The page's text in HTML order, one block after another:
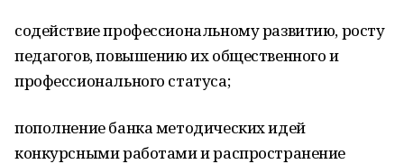
содействие профессиональному развитию, росту
педагогов, повышению их общественного и
профессионального статуса;
пополнение банка методических идей
конкурсными работами и распространение